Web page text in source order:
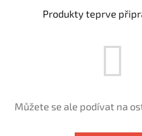
Produkty teprve
Můžete se ale podívat na